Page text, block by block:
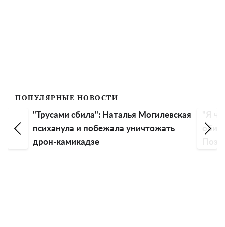
ПОПУЛЯРНЫЕ НОВОСТИ
"Трусами сбила": Наталья Могилевская
психанула и побежала уничтожать
дрон-камикадзе